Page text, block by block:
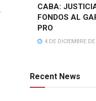
CABA:
FONDOS AL
PRO
4 DE DICIEMBRE
Recent News